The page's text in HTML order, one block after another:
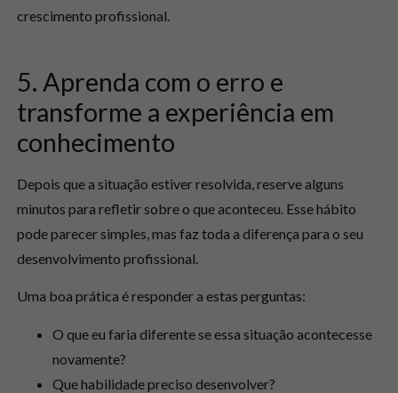
crescimento profissional.
5. Aprenda com o erro e
transforme a experiência em
conhecimento
Depois que a situação estiver resolvida, reserve alguns
minutos para refletir sobre o que aconteceu. Esse hábito
pode parecer simples, mas faz toda a diferença para o seu
desenvolvimento profissional.
Uma boa prática é responder a estas perguntas:
O que eu faria diferente se essa situação acontecesse
novamente?
Que habilidade preciso desenvolver?